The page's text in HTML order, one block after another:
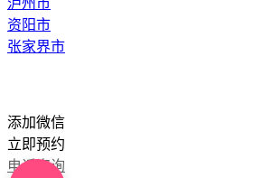
泸州市
资阳市
张家界市
添加微信
立即预约
电话咨询